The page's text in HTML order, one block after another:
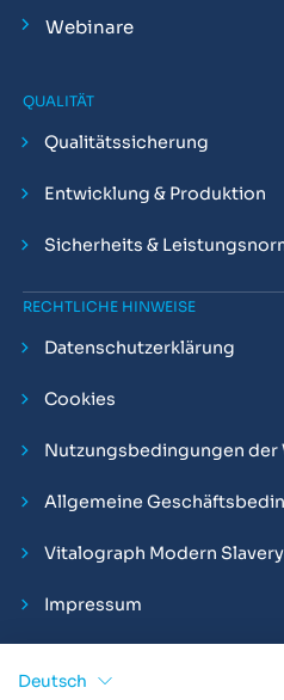
Webinare
QUALITÄT
Qualitätssicherung
Entwicklung & Produktion
Sicherheits &
RECHTLICHE HINWEISE
Datenschutzerklärung
Cookies
Nutzungsbedingungen der
Allgemeine
Vitalograph Modern
Impressum
Deutsch